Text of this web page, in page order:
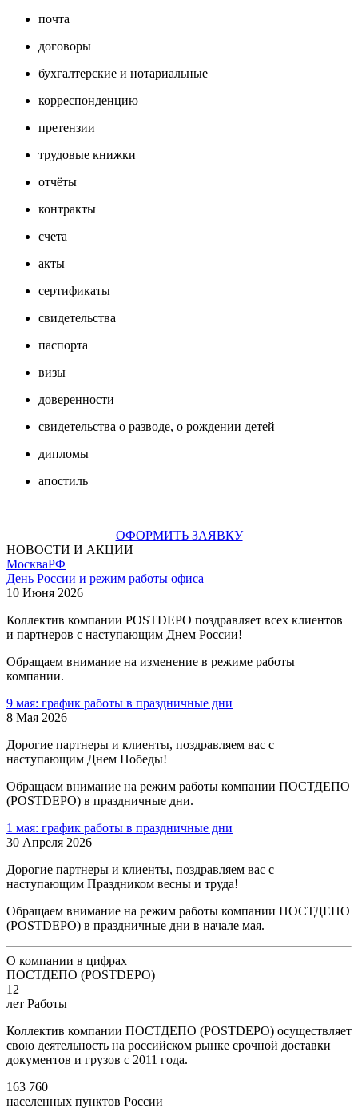
почта
договоры
бухгалтерские и нотариальные
корреспонденцию
претензии
трудовые книжки
отчёты
контракты
счета
акты
сертификаты
свидетельства
паспорта
визы
доверенности
свидетельства о разводе, о рождении детей
дипломы
апостиль
ОФОРМИТЬ ЗАЯВКУ
НОВОСТИ И АКЦИИ
МоскваРФ
День России и режим работы офиса
10 Июня 2026
Коллектив компании POSTDEPO поздравляет всех клиентов
и партнеров с наступающим Днем России!
Обращаем внимание на изменение в режиме работы
компании.
9 мая: график работы в праздничные дни
8 Мая 2026
Дорогие партнеры и клиенты, поздравляем вас с
наступающим Днем Победы!
Обращаем внимание на режим работы компании ПОСТДЕПО
(POSTDEPO) в праздничные дни.
1 мая: график работы в праздничные дни
30 Апреля 2026
Дорогие партнеры и клиенты, поздравляем вас с
наступающим Праздником весны и труда!
Обращаем внимание на режим работы компании ПОСТДЕПО
(POSTDEPO) в праздничные дни в начале мая.
О компании в цифрах
ПОСТДЕПО (POSTDEPO)
12
лет Работы
Коллектив компании ПОСТДЕПО (POSTDEPO) осуществляет
свою деятельность на российском рынке срочной доставки
документов и грузов с 2011 года.
163 760
населенных пунктов России